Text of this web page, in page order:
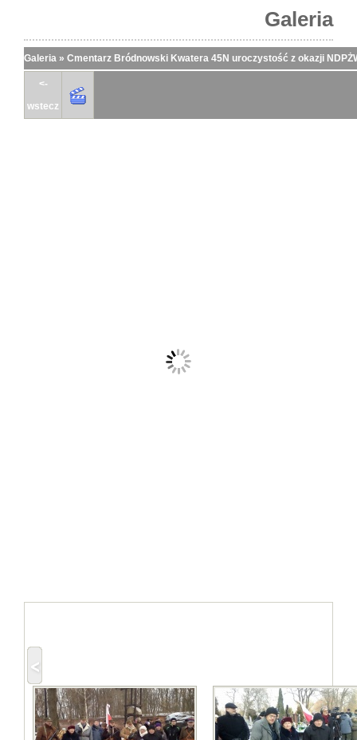
Galeria
Galeria » Cmentarz Bródnowski Kwatera 45N uroczystość z okazji
<-
wstecz